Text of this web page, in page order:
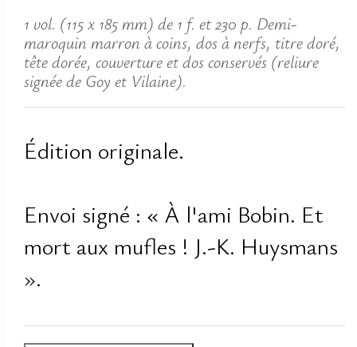
1 vol. (115 x 185 mm) de 1 f. et 230 p. Demi-
maroquin marron à coins, dos à nerfs, titre doré,
tête dorée, couverture et dos conservés (reliure
signée de Goy et Vilaine).
Édition originale.
Envoi signé : « À l'ami Bobin. Et
mort aux mufles ! J.-K. Huysmans
».